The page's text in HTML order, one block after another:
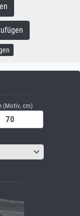
(Motiv, cm)